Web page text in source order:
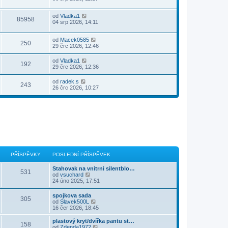
85958 od Vladka1
04 srp 2026, 14:11
250 od Macek0585
29 črc 2026, 12:46
192 od Vladka1
29 črc 2026, 12:36
243 od radek.s
26 črc 2026, 10:27
PŘÍSPĚVKY POSLEDNÍ PŘÍSPĚVEK
531
Stahovak na vnitrni silentblo…
od vsuchard
o
a
z
i
t
p
24 úno 2025, 17:51
305
spojkova sada
od Slavek500L
o
b
r
a
16 čer 2026, 18:45
158
plastový kryt/dvířka pantu st…